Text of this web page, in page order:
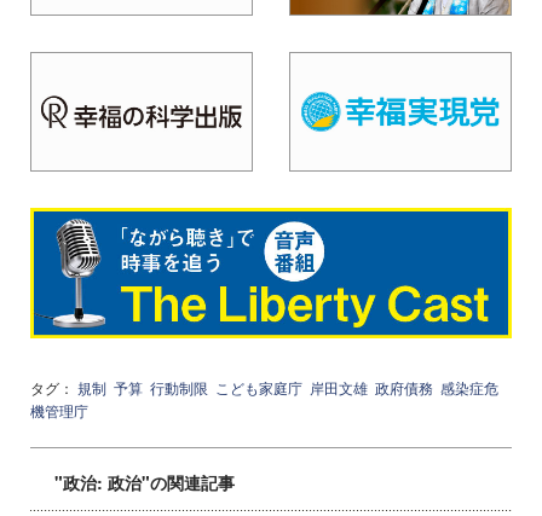
タグ： 規制 予算 行動制限 こども家庭庁 岸田文雄 政府債務 感染症危
機管理庁
"政治: 政治"の関連記事